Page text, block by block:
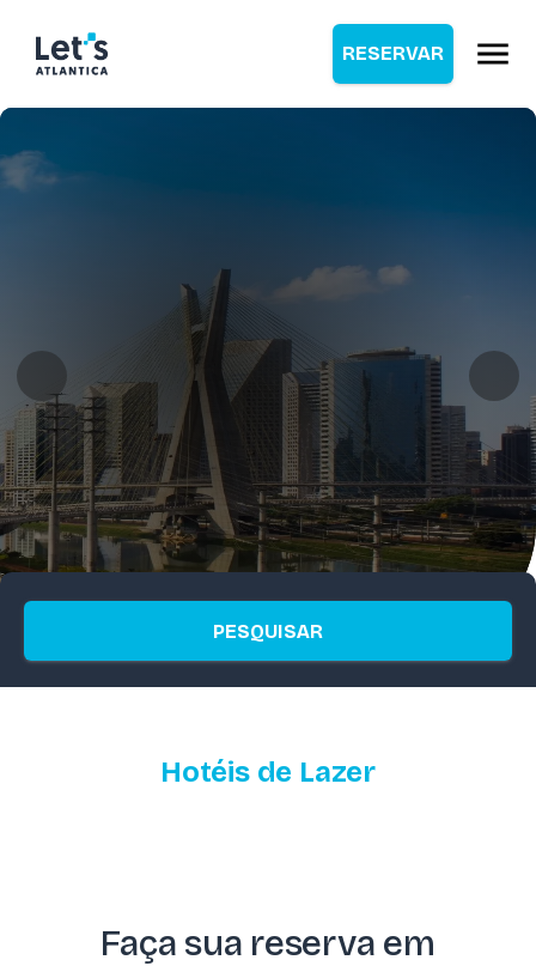
RESERVAR
PESQUISAR
Hotéis de Lazer
Faça sua reserva em